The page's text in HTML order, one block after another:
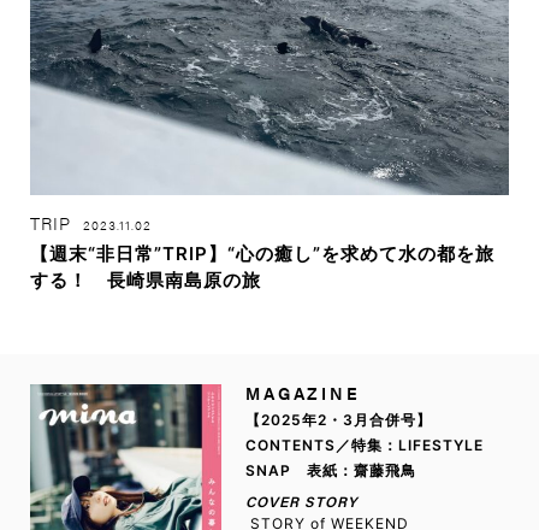
TRIP 2023.11.02
【週末“非日常”TRIP】“心の癒し”を求めて水の都を旅
する！ 長崎県南島原の旅
MAGAZINE
【2025年2・3月合併号】
CONTENTS／特集：LIFESTYLE
SNAP 表紙：齋藤飛鳥
COVER STORY
STORY of WEEKEND